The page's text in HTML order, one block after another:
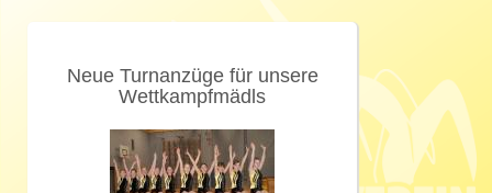
Neue Turnanzüge für unsere
Wettkampfmädls